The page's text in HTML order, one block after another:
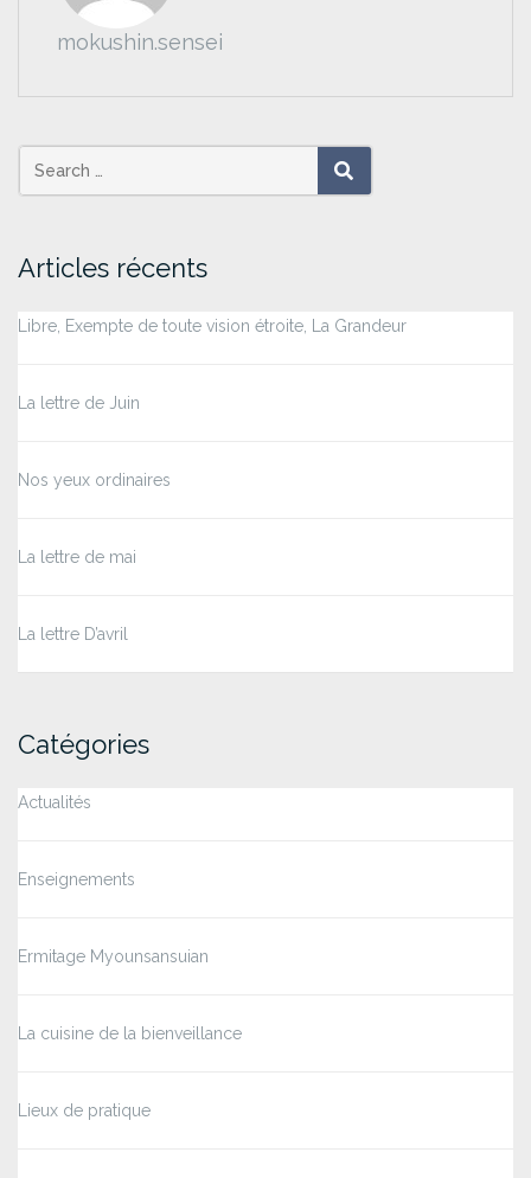
mokushin.sensei
Search
for:
SEARCH
Articles récents
Libre, Exempte de toute vision étroite, La Grandeur
La lettre de Juin
Nos yeux ordinaires
La lettre de mai
La lettre D’avril
Catégories
Actualités
Enseignements
Ermitage Myounsansuian
La cuisine de la bienveillance
Lieux de pratique